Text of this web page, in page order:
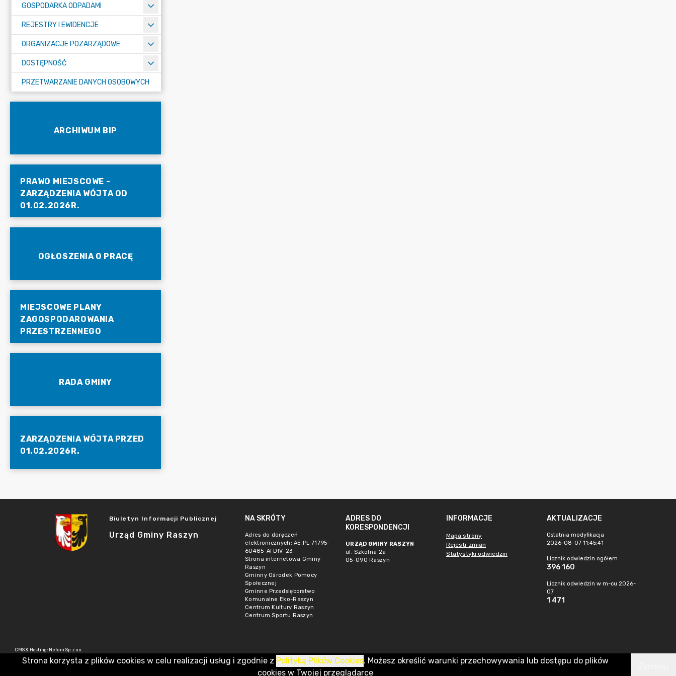
GOSPODARKA ODPADAMI
REJESTRY I EWIDENCJE
ORGANIZACJE POZARZĄDOWE
DOSTĘPNOŚĆ
PRZETWARZANIE DANYCH OSOBOWYCH
ARCHIWUM BIP
PRAWO MIEJSCOWE -
ZARZĄDZENIA WÓJTA OD
01.02.2026R.
OGŁOSZENIA O PRACĘ
MIEJSCOWE PLANY
ZAGOSPODAROWANIA
PRZESTRZENNEGO
RADA GMINY
ZARZĄDZENIA WÓJTA PRZED
01.02.2026R.
Biuletyn Informacji Publicznej
Urząd Gminy Raszyn
NA SKRÓTY
Adres do doręczeń
elektronicznych: AE:PL-71795-
60485-AFDIV-23
Strona internetowa Gminy
Raszyn
Gminny Ośrodek Pomocy
Społecznej
Gminne Przedsięborstwo
Komunalne Eko-Raszyn
Centrum Kultury Raszyn
Centrum Sportu Raszyn
ADRES DO
KORESPONDENCJI
URZĄD GMINY RASZYN
ul. Szkolna 2a
05-090 Raszyn
INFORMACJE
Mapa strony
Rejestr zmian
Statystyki odwiedzin
AKTUALIZACJE
Ostatnia modyfikacja
2026-08-07 11:45:41
Licznik odwiedzin ogółem
396 160
Licznik odwiedzin w m-cu 2026-
07
1 471
CMS & Hosting: Nefeni Sp. z o.o.
Strona korzysta z plików cookies w celu realizacji usług i zgodnie z Polityką Plików Cookies. Możesz określić warunki przechowywania lub dostępu do plików
cookies w Twojej przeglądarce